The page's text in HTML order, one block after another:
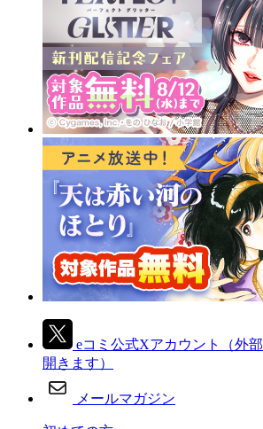
eコミ公式Xアカウント
（外
開きます）
メールマガジン